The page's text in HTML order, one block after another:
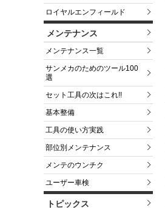
ロイヤルエンフィールド
メンテナンス
メンテナンス一覧
サンメカのためのツール100
選
セット工具の次はこれ!!
基本整備
工具の使い方実践
部位別メンテナンス
メンテのウンチク
ユーザー車検
トピックス